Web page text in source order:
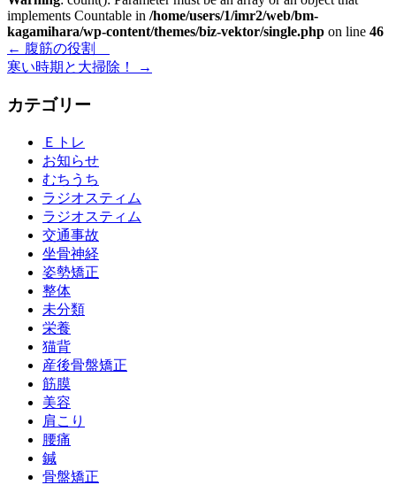
implements Countable in /home/users/1/imr2/web/bm-
kagamihara/wp-content/themes/biz-vektor/single.php on line 46
← 腹筋の役割
寒い時期と大掃除！
→
カテゴリー
Ｅトレ
お知らせ
むちうち
ラジオスティム
ラジオスティム
交通事故
坐骨神経
姿勢矯正
整体
未分類
栄養
猫背
産後骨盤矯正
筋膜
美容
肩こり
腰痛
鍼
骨盤矯正